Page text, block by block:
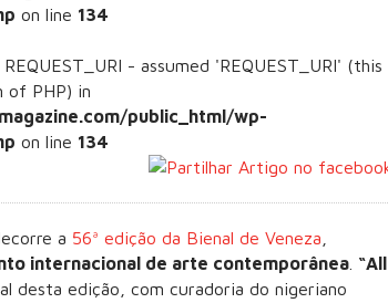
on line 134
- assumed 'REQUEST_URI' (this
of PHP) in
public_html/wp-
on line 134
a 56ª edição da Bienal de Veneza
internacional de arte contemporânea “All
desta edição, com curadoria do nigeriano